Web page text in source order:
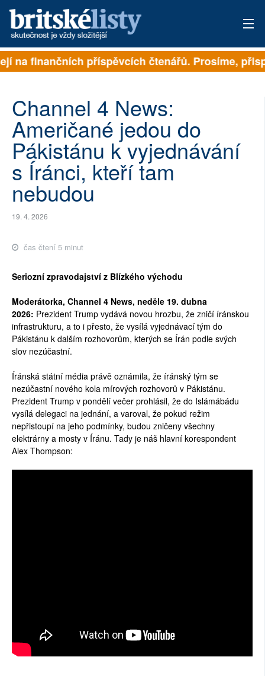
PŘIHLÁSIT
ARCHIV
ROZHOVORY
TÉMATA
NEJČTENĚJŠÍ ZA 7 DNÍ
PŘÍSPĚVKY NA PROVOZ
SOCIÁLNÍ SÍTĚ
RUBRIKY
PLNÁ VERZE STRÁNEK
na finančních příspěvcích čtenářů.
Channel 4 News:
Američané jedou do
Pákistánu k vyjednávání
s Íránci, kteří tam
nebudou
19. 4. 2026
čas čtení 5 minut
Seriozní zpravodajství z Blízkého východu
Moderátorka, Channel 4 News, neděle 19. dubna
2026: Prezident Trump vydává novou hrozbu, že zničí íránskou
infrastrukturu, a to i přesto, že vysílá vyjednávací tým do
Pákistánu k dalším rozhovorům, kterých se Írán podle svých
slov nezúčastní.
Íránská státní média právě oznámila, že íránský tým se
nezúčastní nového kola mírových rozhovorů v Pákistánu.
Prezident Trump v pondělí večer prohlásil, že do Islámábádu
vysílá delegaci na jednání, a varoval, že pokud režim
nepřistoupí na jeho podmínky, budou zničeny všechny
elektrárny a mosty v Íránu. Tady je náš hlavní korespondent
Alex Thompson: